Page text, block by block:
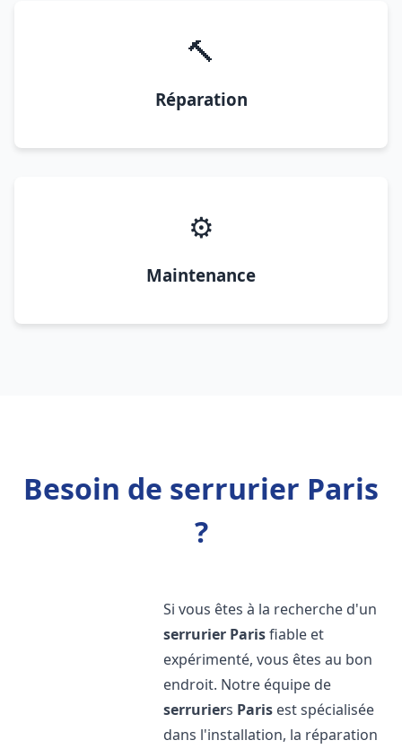
🔨
Réparation
⚙️
Maintenance
Besoin de serrurier Paris
?
Si vous êtes à la recherche d'un
serrurier Parisfiable et
expérimenté, vous êtes au bon
endroit. Notre équipe de
serruriers Paris est spécialisée
dans l'installation, la réparation